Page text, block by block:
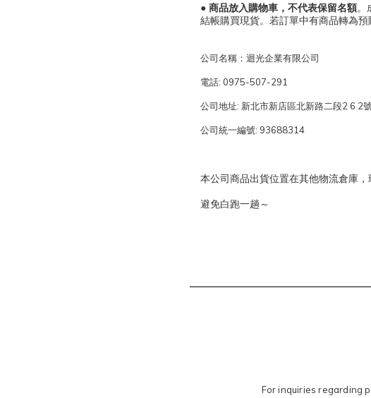
● 商品放入購物車，不代表保留名額。
結帳購買現貨。若訂單中有商品轉為
公司名稱：迴光企業有限公司
電話: 0975-507-291
公司地址: 新北市新店區北新路二段2 6 2
公司統一編號: 93688314
本公司商品出貨位置在其他物流倉庫
避免白跑一趟～
For inquiries regarding